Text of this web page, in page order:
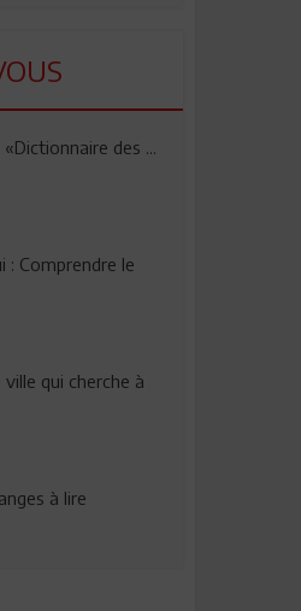
des ...
: Comprendre le
qui cherche à
à lire